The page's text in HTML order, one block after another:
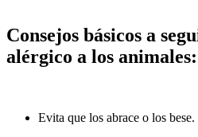
Consejos básicos a
alérgico a los animales:
Evita que los abrace o los bese.